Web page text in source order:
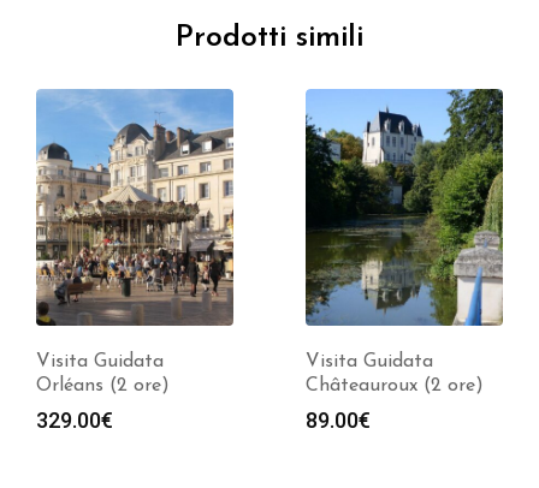
Prodotti simili
Visita Guidata
Châteauroux (2 ore)
89.00€
Visita Guidata
Chambord (2 ore)
239.00